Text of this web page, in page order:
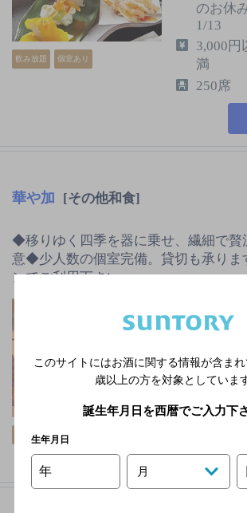
飲み放題 個室あり
のお休
1/13
3,000円
満
250席
華や加 [その他和食]
◆移りゆく四季を器に乗せ、繊細で贅
意◆少人数の個室完備。貸切も承りま
ンでご利用下さい…
個室あり
駅 徒歩
不定休
10,000
14席
このサイトにはお酒に関する情報が含まれ
歳以上の方を対象としていま
誕生年月日を西暦でご入力下さ
生年月日
年 月